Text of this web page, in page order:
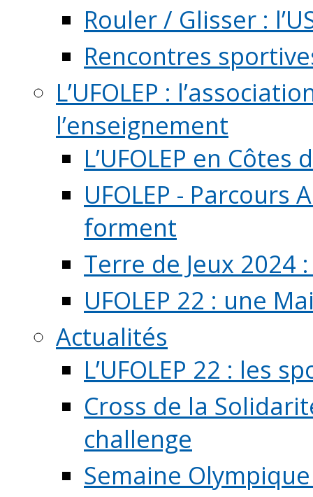
Rouler / Glisser :
Rencontres
L’UFOLEP :
l’enseignement
L’UFOLEP en Côtes
UFOLEP -
forment
Terre de Jeux 2024
UFOLEP 22 : une
Actualités
L’UFOLEP 22 : les
Cross de la
challenge
Semaine